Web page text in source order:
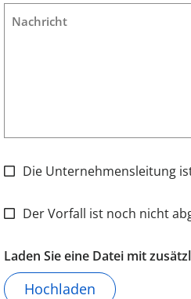
Nachricht
Die Unternehmensleitung
Der Vorfall ist noch nicht
Laden Sie eine Datei mit
Hochladen